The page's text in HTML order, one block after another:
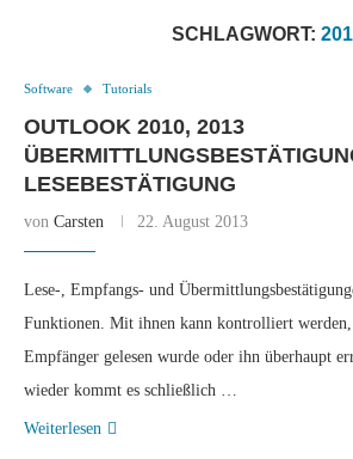
SCHLAGWORT:
Software Tutorials
OUTLOOK 2010, 2013
LESEBESTÄTIGUNG
von Carsten 22. August 2013
Lese-, Empfangs- und
Funktionen. Mit ihnen kann kontrolliert
Empfänger gelesen wurde oder ihn überhaupt
wieder kommt es schließlich …
Weiterlesen